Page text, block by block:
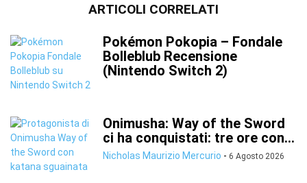
ARTICOLI CORRELATI
Pokémon Pokopia – Fondale
Bolleblub Recensione
(Nintendo Switch 2)
Onimusha: Way of the Sword
ci ha conquistati: tre ore con...
Nicholas Maurizio Mercurio - 6 Agosto 2026